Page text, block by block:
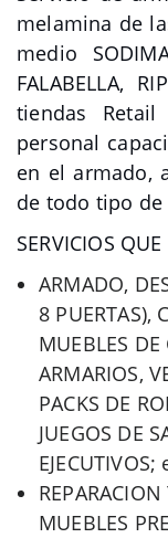
melamina de
medio
FALABELLA,
tiendas Retail
personal
en el armado,
de todo tipo
SERVICIOS
ARMADO,
8 PUERTAS),
MUEBLES DE
ARMARIOS,
PACKS DE
JUEGOS DE
MUEBLES